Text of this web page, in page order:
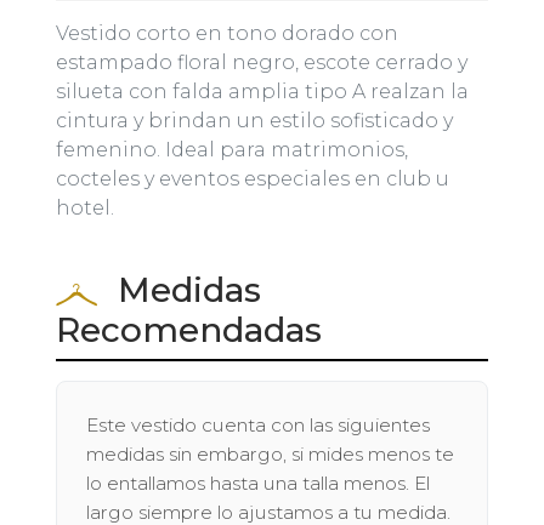
Vestido corto en tono dorado con
estampado floral negro, escote cerrado y
silueta con falda amplia tipo A realzan la
cintura y brindan un estilo sofisticado y
femenino. Ideal para matrimonios,
cocteles y eventos especiales en club u
hotel.
Medidas
Recomendadas
Este vestido cuenta con las siguientes
medidas sin embargo, si mides menos te
lo entallamos hasta una talla menos. El
largo siempre lo ajustamos a tu medida.